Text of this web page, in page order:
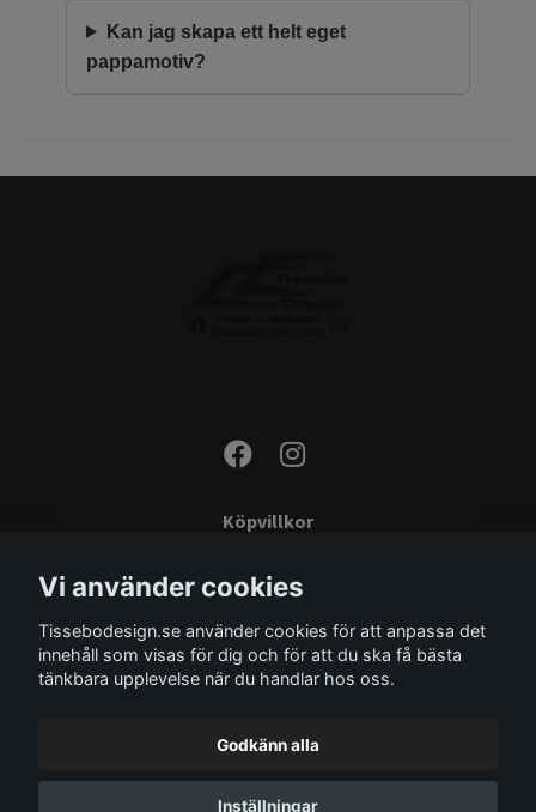
Kan jag skapa ett helt eget
pappamotiv?
Köpvillkor
Monteringsinstruktioner
Miljö
Storleksguide
Vi använder cookies
Tissebodesign.se använder cookies för att anpassa det
innehåll som visas för dig och för att du ska få bästa
tänkbara upplevelse när du handlar hos oss.
Godkänn alla
Inställningar